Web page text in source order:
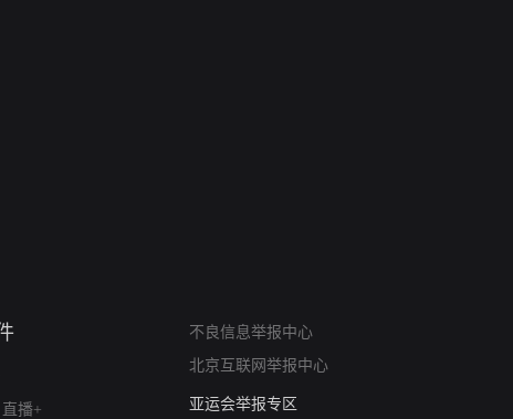
直播+
不良信息举报中心
北京互联网举报中心
算法推荐专项举报
亚运会举报专区